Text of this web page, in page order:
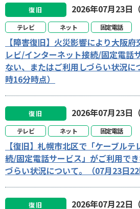
復旧 2026年07月23日（
テレビ ネット 固定電話
【障害復旧】火災影響により大阪
レビ/インターネット接続/固定電話
ない、またはご利用しづらい状況
時16分時点）
復旧 2026年07月23日（
テレビ ネット 固定電話
【復旧】札幌市北区で「ケーブル
続/固定電話サービス」がご利用で
づらい状況について。（07月23日22
復旧 2026年07月22日（